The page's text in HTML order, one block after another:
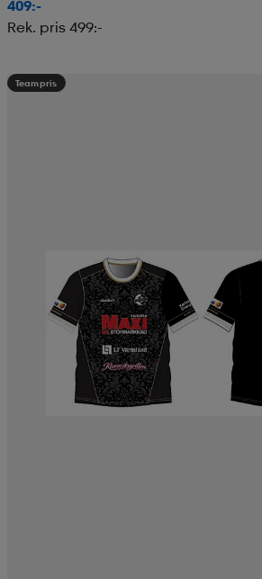
409:-
Rek. pris 499:-
Teampris